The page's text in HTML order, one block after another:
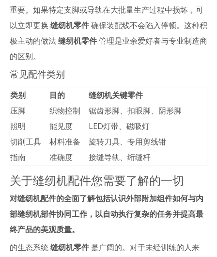
重要。如果特定支脚或导轨在大批量生产过程中损坏，可
以立即更换 缝纫机零件确保装配线不会陷入停顿。这种积
极主动的做法缝纫机零件管理是业余爱好者与专业制造商
的区别。
常见配件类别
类别 目的
缝纫机关键零件
压脚
织物控制
锯齿形脚、扣眼脚、阴形脚
照明
能见度
LED灯带、磁吸灯
切削工具
材料准备
旋转刀具、专用剪线钳
指南
准确度 接缝导轨、绗缝杆
关于缝纫机配件您需要了解的一切
对缝纫机配件的全面了解包括认识外部附加组件如何与内
部缝纫机部件协同工作，以自动执行复杂的任务并提高最
终产品的美观质量。
的生态系统缝纫机零件 是广阔的。对于未经训练的人来